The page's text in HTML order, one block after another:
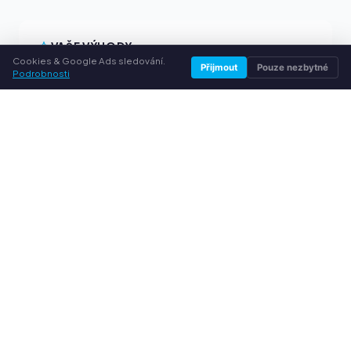
VAŠE VÝHODY
Všechny běžné značky
Cookies & Google Ads sledování.
Podrobnosti
Přijmout Pouze nezbytné